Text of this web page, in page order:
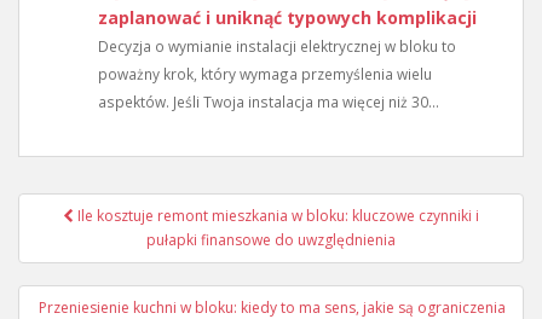
zaplanować i uniknąć typowych komplikacji
Decyzja o wymianie instalacji elektrycznej w bloku to
poważny krok, który wymaga przemyślenia wielu
aspektów. Jeśli Twoja instalacja ma więcej niż 30...
Nawigacja
Ile kosztuje remont mieszkania w bloku: kluczowe czynniki i
pułapki finansowe do uwzględnienia
Przeniesienie kuchni w bloku: kiedy to ma sens, jakie są ograniczenia